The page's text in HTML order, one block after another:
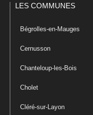
LES COMMUNES
Bégrolles-en-Mauges
Cernusson
Chanteloup-les-Bois
Cholet
Cléré-sur-Layon